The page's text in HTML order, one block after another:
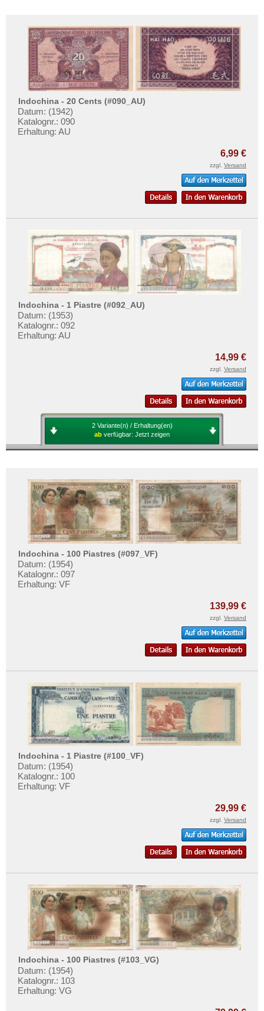
Indochina - 20 Cents (#090_AU)
Datum: (1942)
Katalognr.: 090
Erhaltung: AU
6,99 €
zzgl. Versand
Indochina - 1 Piastre (#092_AU)
Datum: (1953)
Katalognr.: 092
Erhaltung: AU
14,99 €
zzgl. Versand
2 Variante(n) / Erhaltung(en)
ab verfügbar: Jetzt zeigen
Indochina - 100 Piastres (#097_VF)
Datum: (1954)
Katalognr.: 097
Erhaltung: VF
139,99 €
zzgl. Versand
Indochina - 1 Piastre (#100_VF)
Datum: (1954)
Katalognr.: 100
Erhaltung: VF
29,99 €
zzgl. Versand
Indochina - 100 Piastres (#103_VG)
Datum: (1954)
Katalognr.: 103
Erhaltung: VG